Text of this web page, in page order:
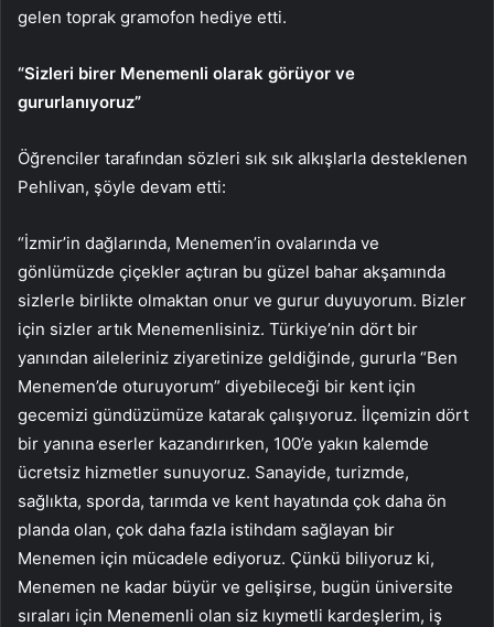
gelen toprak gramofon hediye etti.
“Sizleri birer Menemenli olarak görüyor ve
gururlanıyoruz”
Öğrenciler tarafından sözleri sık sık alkışlarla desteklenen
Pehlivan, şöyle devam etti:
“İzmir’in dağlarında, Menemen’in ovalarında ve
gönlümüzde çiçekler açtıran bu güzel bahar akşamında
sizlerle birlikte olmaktan onur ve gurur duyuyorum. Bizler
için sizler artık Menemenlisiniz. Türkiye’nin dört bir
yanından aileleriniz ziyaretinize geldiğinde, gururla “Ben
Menemen’de oturuyorum” diyebileceği bir kent için
gecemizi gündüzümüze katarak çalışıyoruz. İlçemizin dört
bir yanına eserler kazandırırken, 100’e yakın kalemde
ücretsiz hizmetler sunuyoruz. Sanayide, turizmde,
sağlıkta, sporda, tarımda ve kent hayatında çok daha ön
planda olan, çok daha fazla istihdam sağlayan bir
Menemen için mücadele ediyoruz. Çünkü biliyoruz ki,
Menemen ne kadar büyür ve gelişirse, bugün üniversite
sıraları için Menemenli olan siz kıymetli kardeşlerim, iş